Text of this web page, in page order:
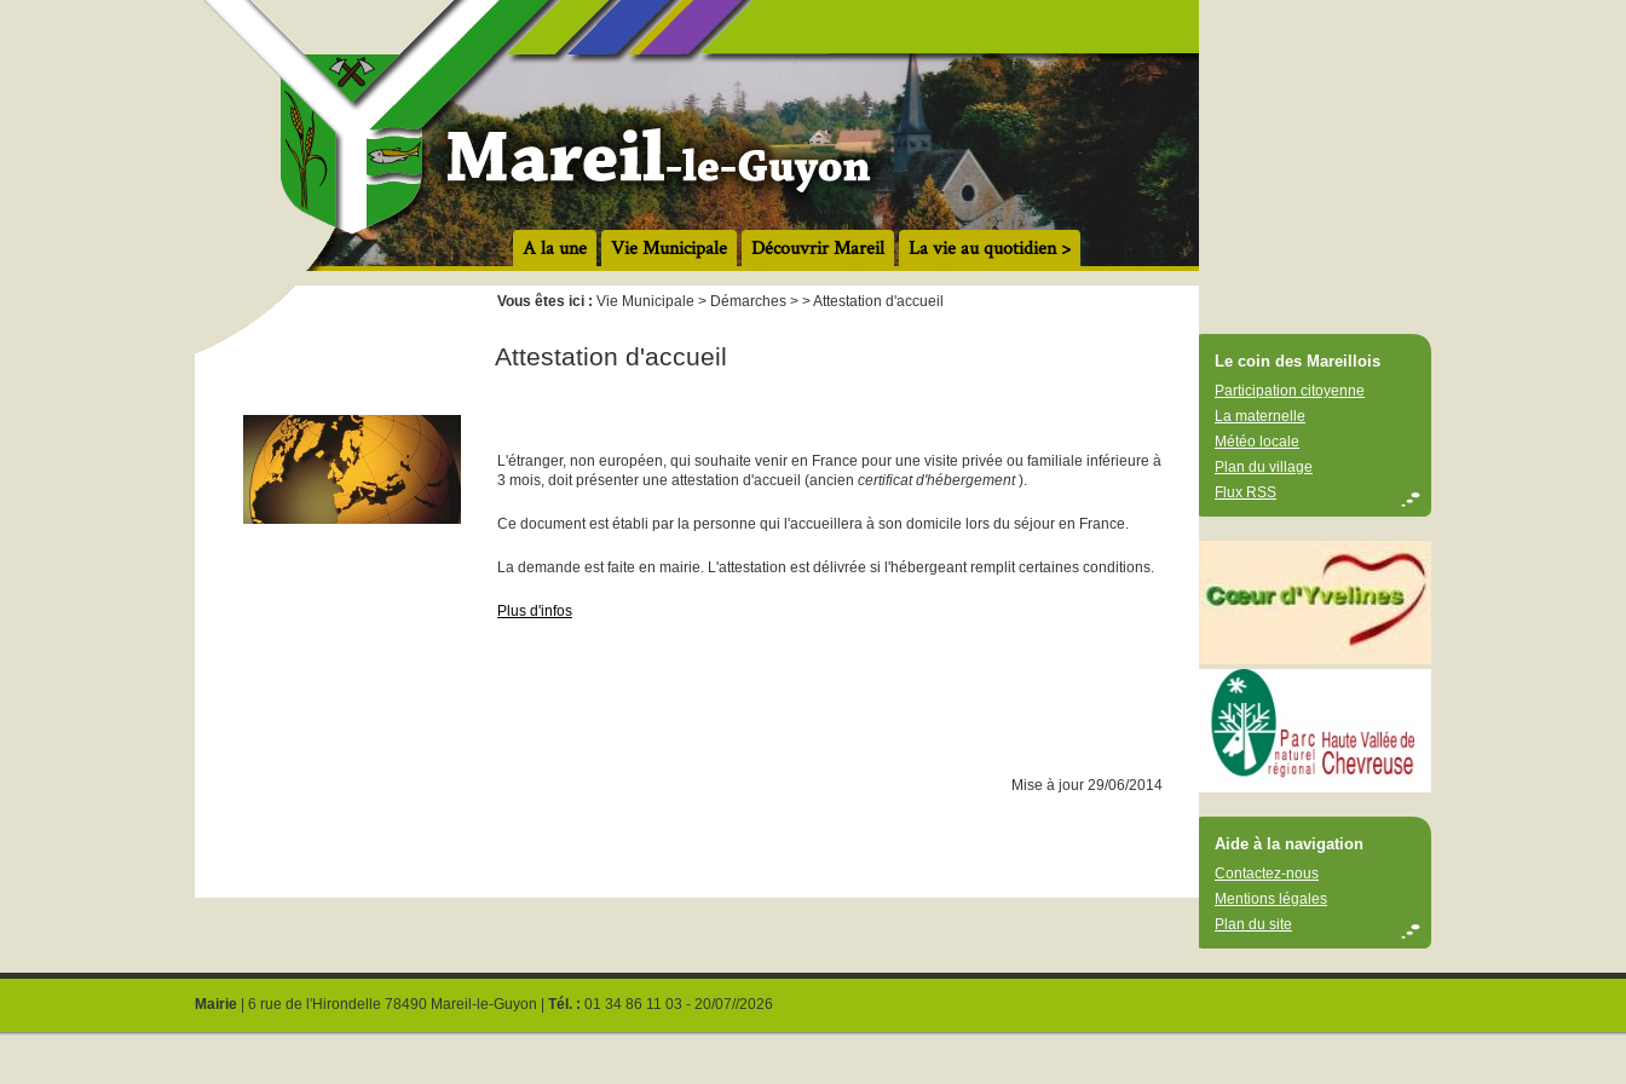
A la une Vie Municipale Découvrir Mareil La vie au quotidien >
Vous êtes ici : Vie Municipale > Démarches > > Attestation d'accueil
Attestation d'accueil
L'étranger, non européen, qui souhaite venir en France pour une visite privée ou familiale inférieure à
3 mois, doit présenter une attestation d'accueil (ancien certificat d'hébergement ).
Ce document est établi par la personne qui l'accueillera à son domicile lors du séjour en France.
La demande est faite en mairie. L'attestation est délivrée si l'hébergeant remplit certaines conditions.
Plus d'infos
Mise à jour 29/06/2014
Le coin des Mareillois
Participation citoyenne
La maternelle
Météo locale
Plan du village
Flux RSS
Aide à la navigation
Contactez-nous
Mentions légales
Plan du site
Mairie | 6 rue de l'Hirondelle 78490 Mareil-le-Guyon | Tél. : 01 34 86 11 03 - 20/07//2026